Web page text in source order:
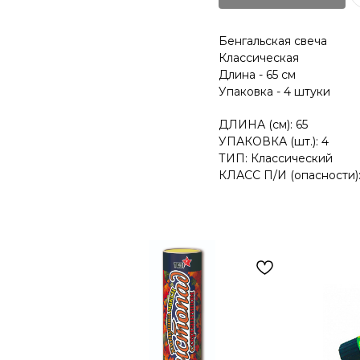
Бенгальская свеча
Классическая
Длина - 65 см
Упаковка - 4 штуки
ДЛИНА (см): 65
УПАКОВКА (шт.): 4
ТИП: Классический
КЛАСС П/И